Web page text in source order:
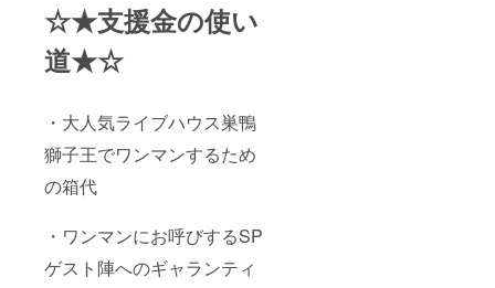
☆★支援金の使い
道★☆
・大人気ライブハウス巣鴨
獅子王でワンマンするため
の箱代
・ワンマンにお呼びするSP
ゲスト陣へのギャランティ